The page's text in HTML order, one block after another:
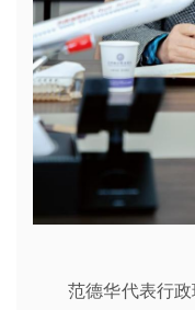
范德华代表行